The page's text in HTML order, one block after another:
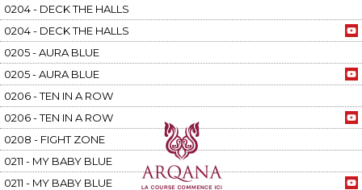
0204 - DECK THE HALLS
0204 - DECK THE HALLS
0205 - AURA BLUE
0205 - AURA BLUE
0206 - TEN IN A ROW
0206 - TEN IN A ROW
0208 - FIGHT ZONE
0211 - MY BABY BLUE
0211 - MY BABY BLUE